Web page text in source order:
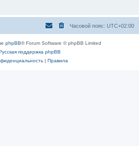
Часовой пояс: UTC+02:00
phpBB® Forum Software © phpBB Limited
поддержка phpBB
| Правила